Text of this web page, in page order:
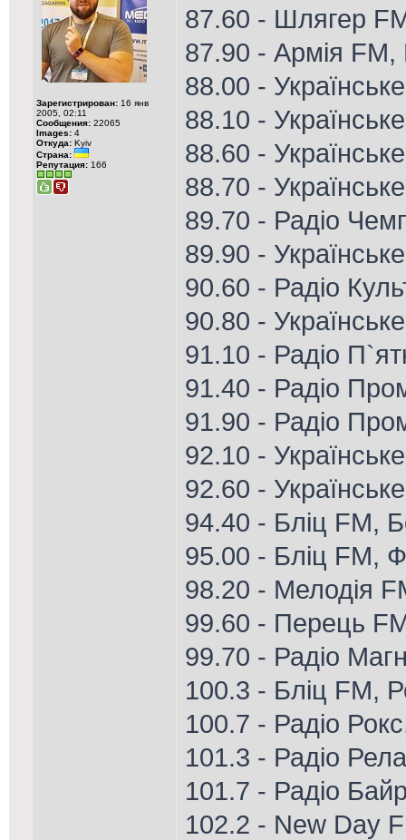
Зарегистрирован: 16 янв
2005, 02:11
Сообщения: 22065
Images: 4
Откуда: Kyiv
Страна:
Репутация: 166
87.60 - Шлягер
87.90 - Армія FM,
88.00 -
88.10 -
88.60 -
88.70 -
89.70 - Радіо
89.90 -
90.60 - Радіо
90.80 -
91.10 - Радіо
91.40 - Радіо
91.90 - Радіо
92.10 -
92.60 -
94.40 - Бліц FM,
95.00 - Бліц FM,
98.20 - Мелодія
99.60 - Перець
99.70 - Радіо
100.3 - Бліц FM,
100.7 - Радіо
101.3 - Радіо
101.7 - Радіо
102.2 - New Day